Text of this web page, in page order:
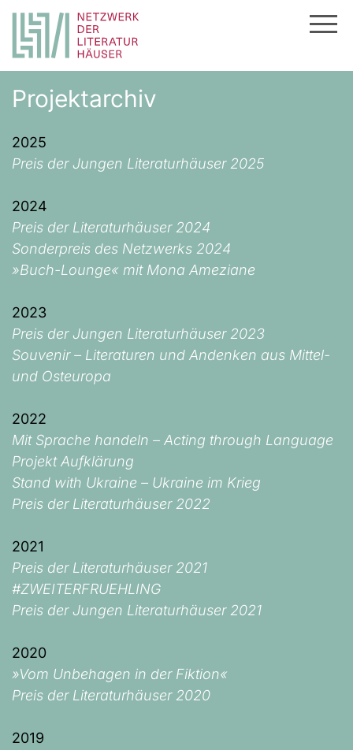
Inhalt
Projektarchiv
2025
Preis der Jungen Literaturhäuser 2025
2024
Preis der Literaturhäuser 2024
Sonderpreis des Netzwerks 2024
»Buch-Lounge« mit Mona Ameziane
2023
Preis der Jungen Literaturhäuser 2023
Souvenir – Literaturen und Andenken aus Mittel-
und Osteuropa
2022
Mit Sprache handeln – Acting through Language
Projekt Aufklärung
Stand with Ukraine – Ukraine im Krieg
Preis der Literaturhäuser 2022
2021
Preis der Literaturhäuser 2021
#ZWEITERFRUEHLING
Preis der Jungen Literaturhäuser 2021
2020
»Vom Unbehagen in der Fiktion«
Preis der Literaturhäuser 2020
2019